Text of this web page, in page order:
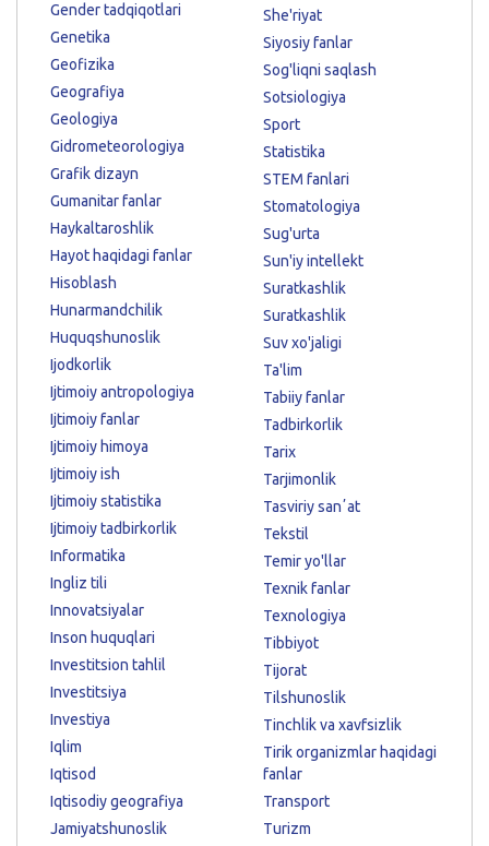
Gender tadqiqotlari
Genetika
Geofizika
Geografiya
Geologiya
Gidrometeorologiya
Grafik dizayn
Gumanitar fanlar
Haykaltaroshlik
Hayot haqidagi fanlar
Hisoblash
Hunarmandchilik
Huquqshunoslik
Ijodkorlik
Ijtimoiy antropologiya
Ijtimoiy fanlar
Ijtimoiy himoya
Ijtimoiy ish
Ijtimoiy statistika
Ijtimoiy tadbirkorlik
Informatika
Ingliz tili
Innovatsiyalar
Inson huquqlari
Investitsion tahlil
Investitsiya
Investiya
Iqlim
Iqtisod
Iqtisodiy geografiya
Jamiyatshunoslik
She'riyat
Siyosiy fanlar
Sog'liqni saqlash
Sotsiologiya
Sport
Statistika
STEM fanlari
Stomatologiya
Sug'urta
Sun'iy intellekt
Suratkashlik
Suratkashlik
Suv xo'jaligi
Ta'lim
Tabiiy fanlar
Tadbirkorlik
Tarix
Tarjimonlik
Tasviriy sanʼat
Tekstil
Temir yo'llar
Texnik fanlar
Texnologiya
Tibbiyot
Tijorat
Tilshunoslik
Tinchlik va xavfsizlik
Tirik organizmlar haqidagi
fanlar
Transport
Turizm